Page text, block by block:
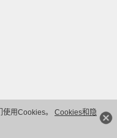
用Cookies。 Cookies和隐